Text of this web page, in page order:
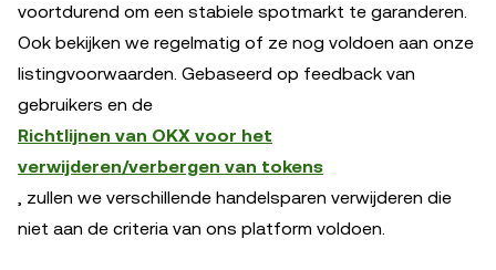
voortdurend om een stabiele spotmarkt te garanderen.
Ook bekijken we regelmatig of ze nog voldoen aan onze
listingvoorwaarden. Gebaseerd op feedback van
gebruikers en de
Richtlijnen van OKX voor het
verwijderen/verbergen van tokens
, zullen we verschillende handelsparen verwijderen die
niet aan de criteria van ons platform voldoen.